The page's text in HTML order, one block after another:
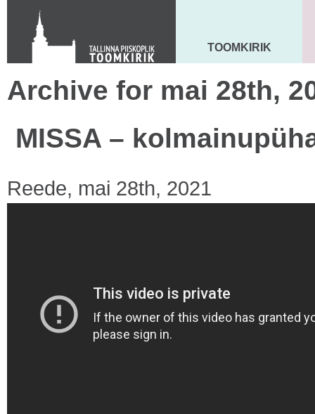
KONTAKT
Toom-Kooli 6, 10130 TALLINN
tallinna.toom@eelk.ee
MAARJA KIRIK
TOOMKIRIK
Archive for mai 28th,
MISSA –
Reede, mai 28th, 2021